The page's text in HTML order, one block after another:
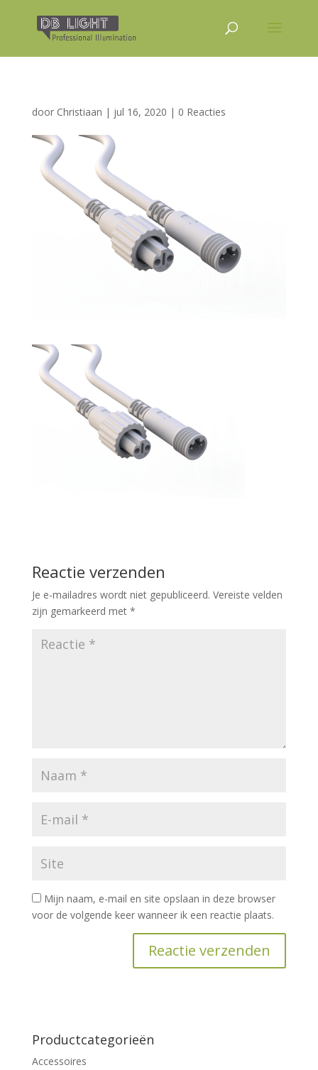
door Christiaan | jul 16, 2020 | 0 Reacties
Reactie verzenden
Je e-mailadres wordt niet gepubliceerd. Vereiste velden
zijn gemarkeerd met *
Mijn naam, e-mail en site opslaan in deze browser
voor de volgende keer wanneer ik een reactie plaats.
Productcategorieën
Accessoires